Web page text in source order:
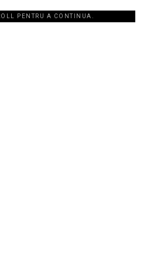
PENTRU A CONTINUA.